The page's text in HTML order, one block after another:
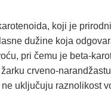
koji je
dužine koja
pri čemu je beta-
crveno-
uključuju raznolikost